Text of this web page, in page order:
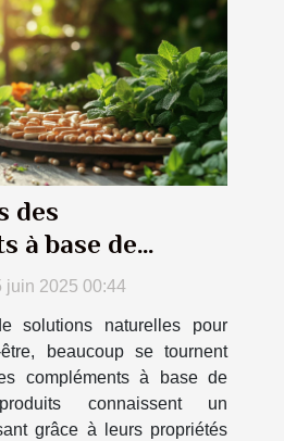
des
à base de
santé générale
juin 2025 00:44
solutions naturelles pour
beaucoup se tournent
compléments à base de
connaissent un
grâce à leurs propriétés